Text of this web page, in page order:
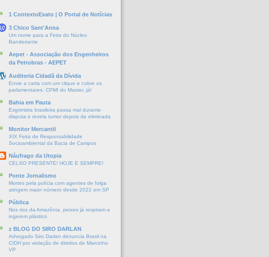
1 ContextoExato | O Portal de Notícias
3 Chico Sant'Anna
Um nome para a Feira do Núcleo
Bandeirante
Aepet - Associação dos Engenheiros
da Petrobras - AEPET
Auditoria Cidadã da Dívida
Envie a carta com um clique e cobre os
parlamentares: CPMI do Master, já!
Bahia em Pauta
Esgrimista brasileira passa mal durante
disputa e revela tumor depois de eliminada
Monitor Mercantil
XIX Feira de Responsabilidade
Socioambiental da Bacia de Campos
Náufrago da Utopia
CELSO PRESENTE! HOJE E SEMPRE!
Ponte Jornalismo
Mortes pela polícia com agentes de folga
atingem maior número desde 2022 em SP
Pública
Nos rios da Amazônia, peixes já respiram e
ingerem plástico
z BLOG DO SIRO DARLAN
Advogado Siro Darlan denuncia Brasil na
CIDH por violação de direitos de Marcinho
VP